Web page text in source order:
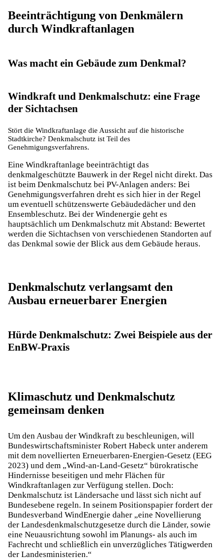
Beeinträchtigung von Denkmälern
durch Windkraftanlagen
Was macht ein Gebäude zum Denkmal?
Windkraft und Denkmalschutz: eine Frage
der Sichtachsen
Stört die Windkraftanlage die Aussicht auf die historische
Stadtkirche? Denkmalschutz ist Teil des
Genehmigungsverfahrens.
Eine Windkraftanlage beeinträchtigt das
denkmalgeschützte Bauwerk in der Regel nicht direkt. Das
ist beim Denkmalschutz bei PV-Anlagen anders: Bei
Genehmigungsverfahren dreht es sich hier in der Regel
um eventuell schützenswerte Gebäudedächer und den
Ensembleschutz. Bei der Windenergie geht es
hauptsächlich um Denkmalschutz mit Abstand: Bewertet
werden die Sichtachsen von verschiedenen Standorten auf
das Denkmal sowie der Blick aus dem Gebäude heraus.
Denkmalschutz verlangsamt den
Ausbau erneuerbarer Energien
Hürde Denkmalschutz: Zwei Beispiele aus der
EnBW-Praxis
Klimaschutz und Denkmalschutz
gemeinsam denken
Um den Ausbau der Windkraft zu beschleunigen, will
Bundeswirtschaftsminister Robert Habeck unter anderem
mit dem novellierten Erneuerbaren-Energien-Gesetz (EEG
2023) und dem „Wind-an-Land-Gesetz“ bürokratische
Hindernisse beseitigen und mehr Flächen für
Windkraftanlagen zur Verfügung stellen. Doch:
Denkmalschutz ist Ländersache und lässt sich nicht auf
Bundesebene regeln. In seinem Positionspapier fordert der
Bundesverband WindEnergie daher „eine Novellierung
der Landesdenkmalschutzgesetze durch die Länder, sowie
eine Neuausrichtung sowohl im Planungs- als auch im
Fachrecht und schließlich ein unverzügliches Tätigwerden
der Landesministerien.“